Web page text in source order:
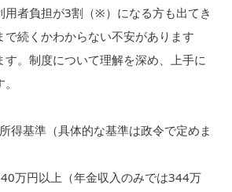
者負担が3割（※）になる方も出てき
で続くかわからない不安があります
す。制度について理解を深め、上手に
得基準（具体的な基準は政令で定めま
万円以上（年金収入のみでは344万